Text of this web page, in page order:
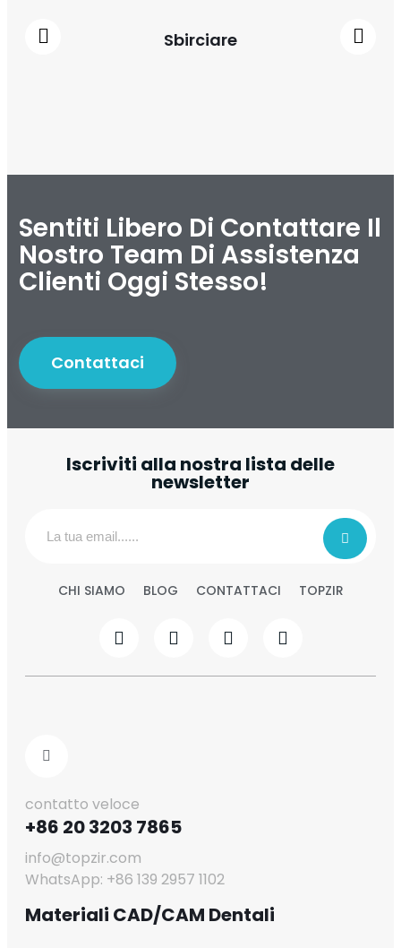
Sbirciare
Sentiti Libero Di Contattare Il
Nostro Team Di Assistenza
Clienti Oggi Stesso!
Contattaci
Iscriviti alla nostra lista delle
newsletter
CHI SIAMO BLOG CONTATTACI TOPZIR
contatto veloce
+86 20 3203 7865
info@topzir.com
WhatsApp: +86 139 2957 1102
Materiali CAD/CAM Dentali